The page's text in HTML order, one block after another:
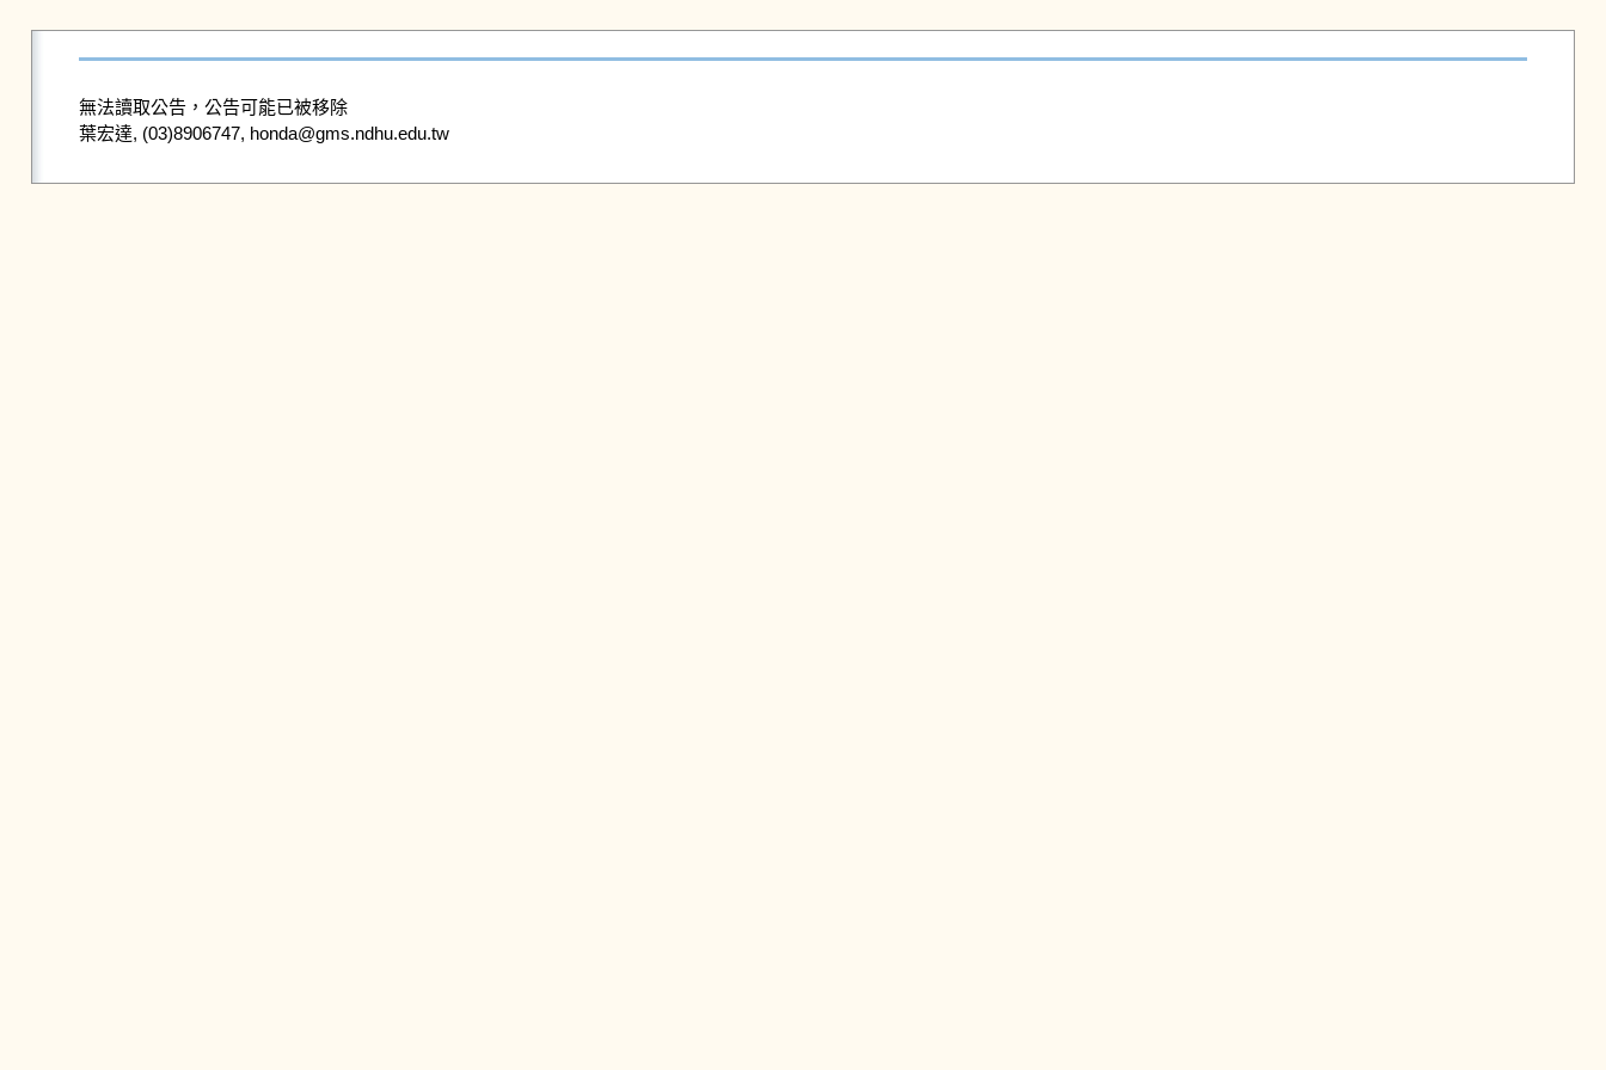
無法讀取公告，公告可能已被移除
葉宏達, (03)8906747, honda@gms.ndhu.edu.tw